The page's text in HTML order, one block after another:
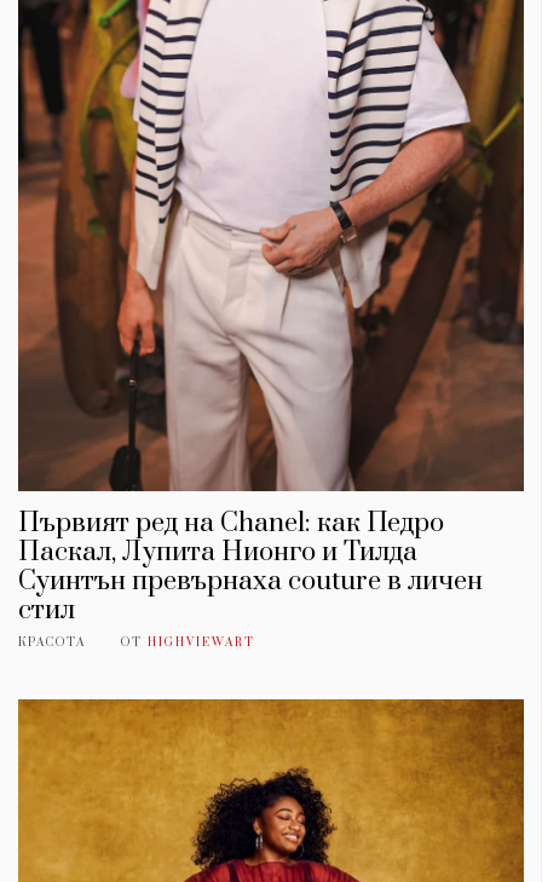
Първият ред на Chanel: как Педро
Паскал, Лупита Нионго и Тилда
Суинтън превърнаха couture в личен
стил
КРАСОТА ОТ HIGHVIEWART
КАТЕГОРИИ
Wine&Dine
ЗА НАС
Условия за
ползване
За нас
Реклама
Политика за